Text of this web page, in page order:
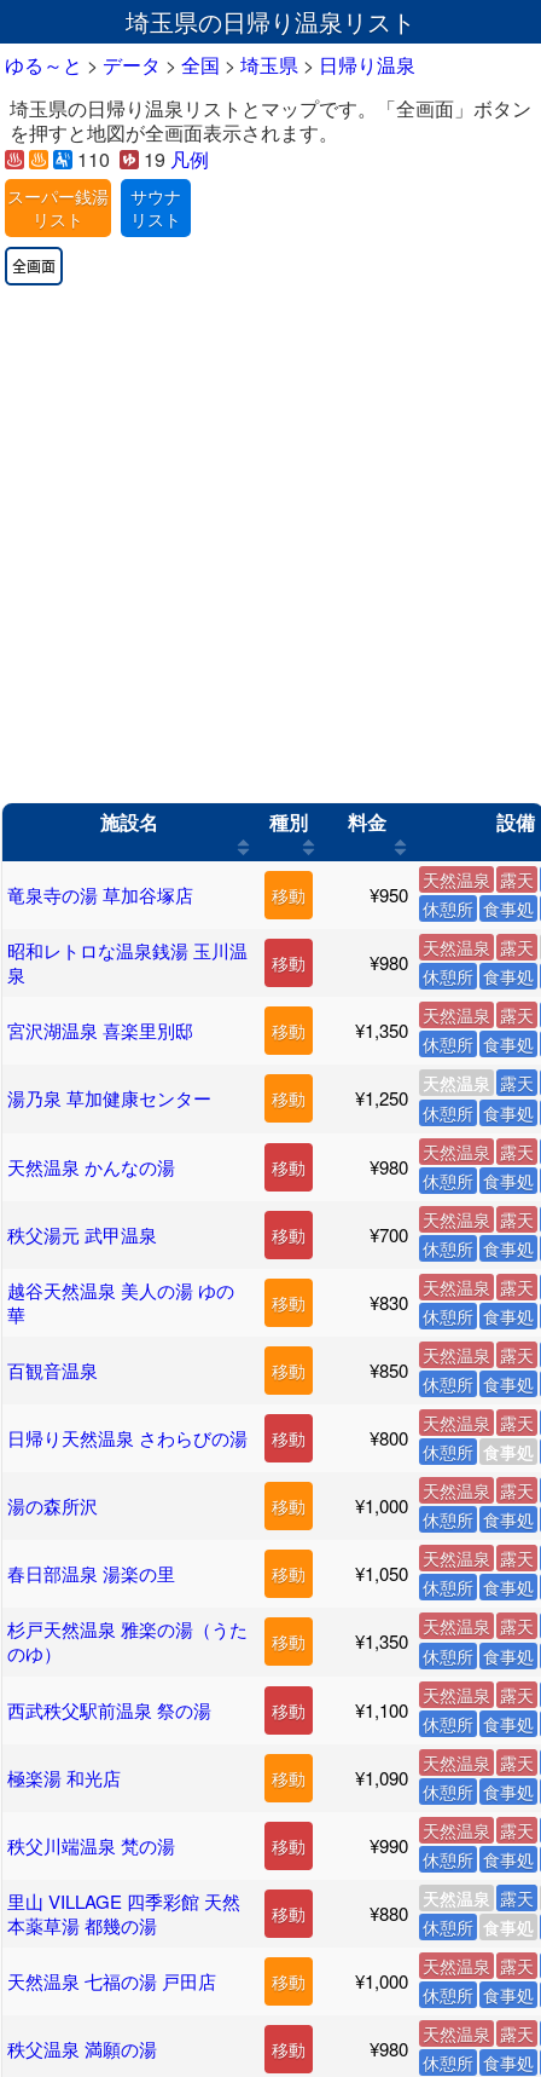
埼玉県の日帰り温泉リスト
ゆる～と > データ > 全国 > 埼玉県 > 日帰り温泉
埼玉県の日帰り温泉リストとマップです。「全画面」ボタン
を押すと地図が全画面表示されます。
110
19 凡例
スーパー銭湯
リスト
サウナ
リスト
施設名 種別 料金 設備
竜泉寺の湯 草加谷塚店 移動 ¥950
天然温泉 露天
休憩所 食事処
昭和レトロな温泉銭湯 玉川温
泉
移動 ¥980
天然温泉 露天
休憩所 食事処
宮沢湖温泉 喜楽里別邸 移動 ¥1,350
天然温泉 露天
休憩所 食事処
湯乃泉 草加健康センター 移動 ¥1,250
天然温泉 露天
休憩所 食事処
天然温泉 かんなの湯 移動 ¥980
天然温泉 露天
休憩所 食事処
秩父湯元 武甲温泉 移動 ¥700
天然温泉 露天
休憩所 食事処
越谷天然温泉 美人の湯 ゆの
華
移動 ¥830
天然温泉 露天
休憩所 食事処
百観音温泉 移動 ¥850
天然温泉 露天
休憩所 食事処
日帰り天然温泉 さわらびの湯 移動 ¥800
天然温泉 露天
休憩所 食事処
湯の森所沢 移動 ¥1,000
天然温泉 露天
休憩所 食事処
春日部温泉 湯楽の里 移動 ¥1,050
天然温泉 露天
休憩所 食事処
杉戸天然温泉 雅楽の湯（うた
のゆ）
移動 ¥1,350
天然温泉 露天
休憩所 食事処
西武秩父駅前温泉 祭の湯 移動 ¥1,100
天然温泉 露天
休憩所 食事処
極楽湯 和光店 移動 ¥1,090
天然温泉 露天
休憩所 食事処
秩父川端温泉 梵の湯 移動 ¥990
天然温泉 露天
休憩所 食事処
里山 VILLAGE 四季彩館 天然
本薬草湯 都幾の湯
移動 ¥880
天然温泉 露天
休憩所 食事処
天然温泉 七福の湯 戸田店 移動 ¥1,000
天然温泉 露天
休憩所 食事処
秩父温泉 満願の湯 移動 ¥980
天然温泉 露天
休憩所 食事処